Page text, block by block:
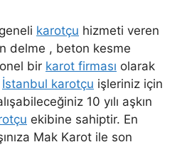
karotçu hizmeti veren
delme , beton kesme
bir karot firması olarak
İstanbul karotçu işleriniz için
10 yılı aşkın
ekibine sahiptir. En
Mak Karot ile son